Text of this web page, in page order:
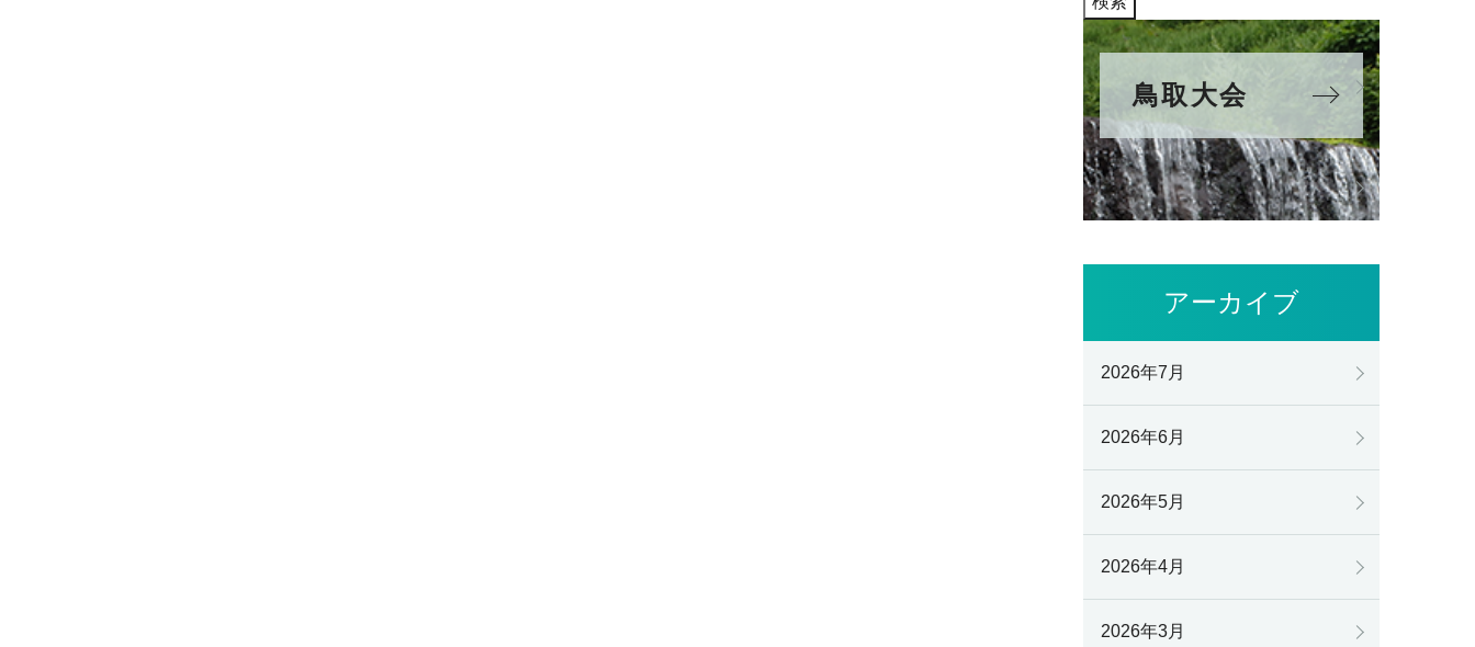
鳥取大会
アーカイブ
2026年7月
2026年6月
2026年5月
2026年4月
2026年3月